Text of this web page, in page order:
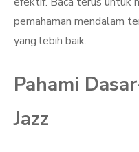
pemahaman mendalam
yang lebih baik.
Pahami
Jazz